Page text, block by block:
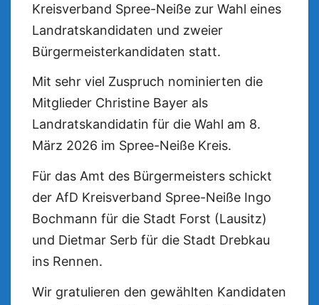
Kreisverband Spree-Neiße zur Wahl eines
Landratskandidaten und zweier
Bürgermeisterkandidaten statt.
Mit sehr viel Zuspruch nominierten die
Mitglieder Christine Bayer als
Landratskandidatin für die Wahl am 8.
März 2026 im Spree-Neiße Kreis.
Für das Amt des Bürgermeisters schickt
der AfD Kreisverband Spree-Neiße Ingo
Bochmann für die Stadt Forst (Lausitz)
und Dietmar Serb für die Stadt Drebkau
ins Rennen.
Wir gratulieren den gewählten Kandidaten